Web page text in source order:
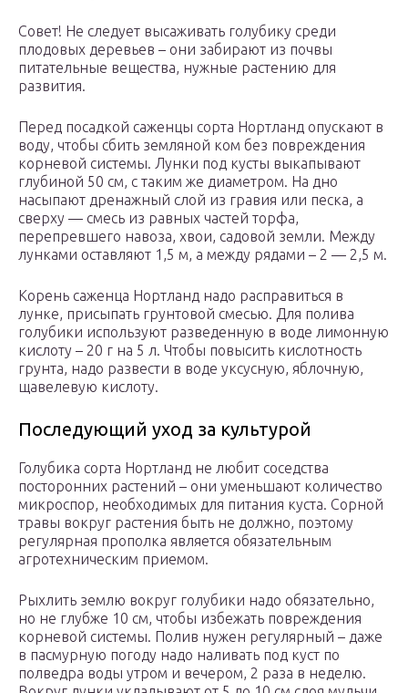
Совет! Не следует высаживать голубику среди
плодовых деревьев – они забирают из почвы
питательные вещества, нужные растению для
развития.
Перед посадкой саженцы сорта Нортланд опускают в
воду, чтобы сбить земляной ком без повреждения
корневой системы. Лунки под кусты выкапывают
глубиной 50 см, с таким же диаметром. На дно
насыпают дренажный слой из гравия или песка, а
сверху — смесь из равных частей торфа,
перепревшего навоза, хвои, садовой земли. Между
лунками оставляют 1,5 м, а между рядами – 2 — 2,5 м.
Корень саженца Нортланд надо расправиться в
лунке, присыпать грунтовой смесью. Для полива
голубики используют разведенную в воде лимонную
кислоту – 20 г на 5 л. Чтобы повысить кислотность
грунта, надо развести в воде уксусную, яблочную,
щавелевую кислоту.
Последующий уход за культурой
Голубика сорта Нортланд не любит соседства
посторонних растений – они уменьшают количество
микроспор, необходимых для питания куста. Сорной
травы вокруг растения быть не должно, поэтому
регулярная прополка является обязательным
агротехническим приемом.
Рыхлить землю вокруг голубики надо обязательно,
но не глубже 10 см, чтобы избежать повреждения
корневой системы. Полив нужен регулярный – даже
в пасмурную погоду надо наливать под куст по
полведра воды утром и вечером, 2 раза в неделю.